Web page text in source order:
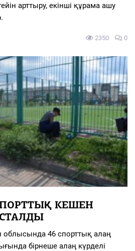
арттыру, екінші құрама ашу
2350 0
КЕШЕН
облысында 46 спорттық алаң
бірнеше алаң күрделі